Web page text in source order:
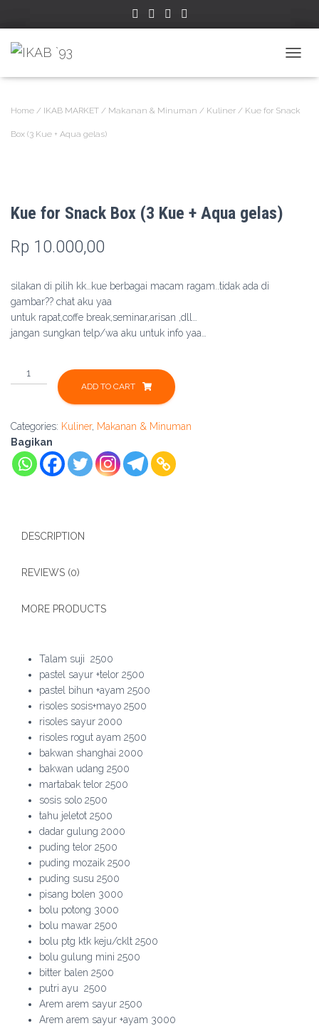
Home / IKAB MARKET / Makanan & Minuman / Kuliner / Kue for Snack
Box (3 Kue + Aqua gelas)
Kue for Snack Box (3 Kue + Aqua gelas)
Rp 10.000,00
silakan di pilih kk…kue berbagai macam ragam..tidak ada di
gambar?? chat aku yaa
untuk rapat,coffe break,seminar,arisan ,dll…
jangan sungkan telp/wa aku untuk info yaa…
Kue
for
(3
Kue
+
Aqua
ADD TO CART
Categories: Kuliner, Makanan & Minuman
Bagikan
DESCRIPTION
REVIEWS (0)
MORE PRODUCTS
Talam suji 2500
pastel sayur +telor 2500
pastel bihun +ayam 2500
risoles sosis+mayo 2500
risoles sayur 2000
risoles rogut ayam 2500
bakwan shanghai 2000
bakwan udang 2500
martabak telor 2500
sosis solo 2500
tahu jeletot 2500
dadar gulung 2000
puding telor 2500
puding mozaik 2500
puding susu 2500
pisang bolen 3000
bolu potong 3000
bolu mawar 2500
bolu ptg ktk keju/cklt 2500
bolu gulung mini 2500
bitter balen 2500
putri ayu 2500
Arem arem sayur 2500
Arem arem sayur +ayam 3000